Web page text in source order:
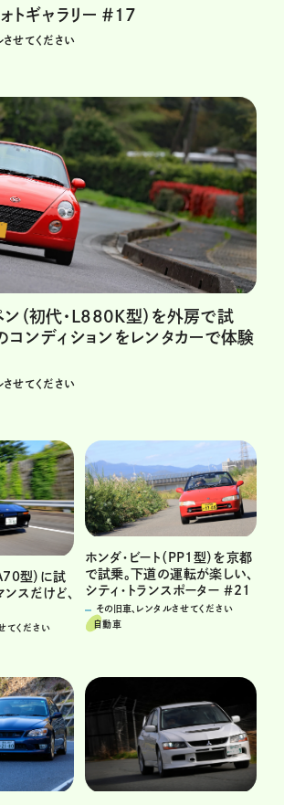
トギャラリー ＃17
させてください
ン（初代・L880K型）を外房で試
コンディションをレンタカーで体験
させてください
A70型）に試
スだけど、
てください
ホンダ・ビート（PP1型）を京都
で試乗。下道の運転が楽しい、
シティ・トランスポーター ＃21
その旧車、レンタルさせてください
自動車